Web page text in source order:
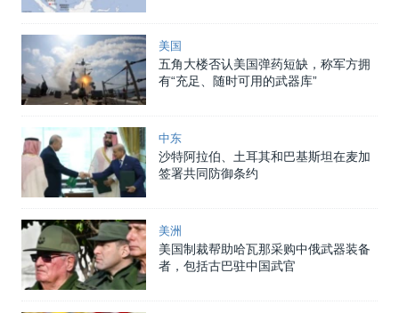
美国
五角大楼否认美国弹药短缺，称军方拥
有“充足、随时可用的武器库”
中东
沙特阿拉伯、土耳其和巴基斯坦在麦加
签署共同防御条约
美洲
美国制裁帮助哈瓦那采购中俄武器装备
者，包括古巴驻中国武官